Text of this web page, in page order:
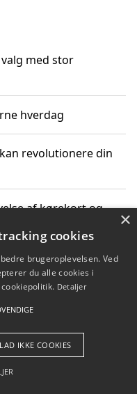
med stor
hverdag
revolutionere din
af kørekort og
hos en køreskole i
Aps
×
cookies
brugeroplevelsen. Ved
du alle cookies i
Detaljer
IKKE COOKIES